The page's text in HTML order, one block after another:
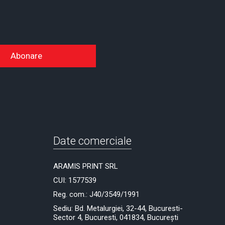
Abonare
Date comerciale
ARAMIS PRINT SRL
CUI: 1577539
Reg. com.: J40/3549/1991
Sediu: Bd. Metalurgiei, 32-44, Bucuresti-
Sector 4, Bucuresti, 041834, București